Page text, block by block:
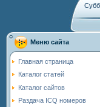
Меню сайта
Главная страница
Каталог статей
Каталог сайтов
Раздача ICQ номеров